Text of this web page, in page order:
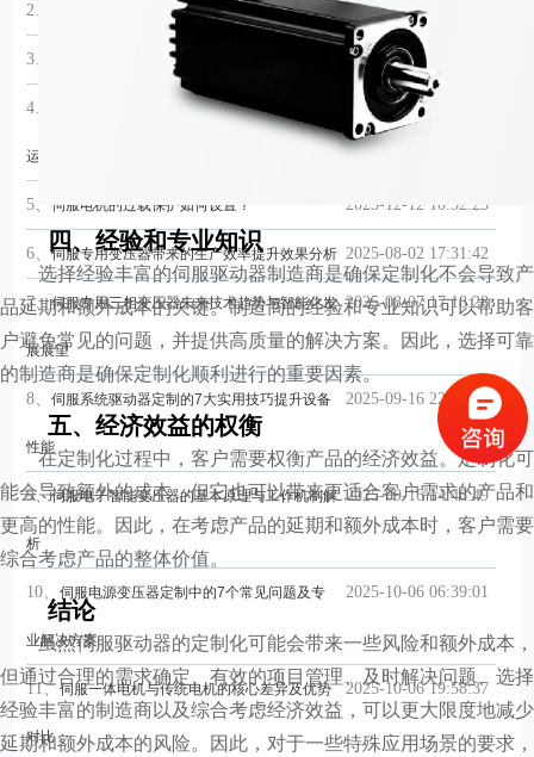
四、经验和专业知识
选择经验丰富的伺服驱动器制造商是确保定制化不会导致产
品延期和额外成本的关键。制造商的经验和专业知识可以帮助客
户避免常见的问题，并提供高质量的解决方案。因此，选择可靠
的制造商是确保定制化顺利进行的重要因素。
五、经济效益的权衡
在定制化过程中，客户需要权衡产品的经济效益。定制化可
能会导致额外的成本，但它也可以带来更适合客户需求的产品和
更高的性能。因此，在考虑产品的延期和额外成本时，客户需要
综合考虑产品的整体价值。
结论
虽然伺服驱动器的定制化可能会带来一些风险和额外成本，
但通过合理的需求确定、有效的项目管理、及时解决问题、选择
经验丰富的制造商以及综合考虑经济效益，可以更大限度地减少
延期和额外成本的风险。因此，对于一些特殊应用场景的要求，
2023-12-12 10:52:23
2、 伺服电机的编码器有哪些类型？
2023-12-12 10:52:23
3、 伺服电机的电压与转速之间的关系是什么？
2023-12-12 10:52:23
4、 伺服电动机驱动器的性能参数如何影响设备的
运行？
2023-12-12 10:52:23
5、 伺服电机的过载保护如何设置？
2025-08-02 17:31:42
6、伺服专用变压器带来的生产效率提升效果分析
2025-08-07 17:18:28
7、伺服专用三相变压器未来技术趋势与智能化发
展展望
2025-09-16 22:02:46
8、 伺服系统驱动器定制的7大实用技巧提升设备
性能
2025-09-16 14:46:49
9、伺服电子智能变压器的基本原理与工作机制解
析
2025-10-06 06:39:01
10、 伺服电源变压器定制中的7个常见问题及专
业解决方案
2025-10-06 19:58:37
11、 伺服一体电机与传统电机的核心差异及优势
对比